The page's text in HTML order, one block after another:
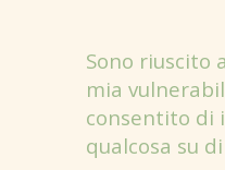
Sono riuscito
mia
consentito di
qualcosa su